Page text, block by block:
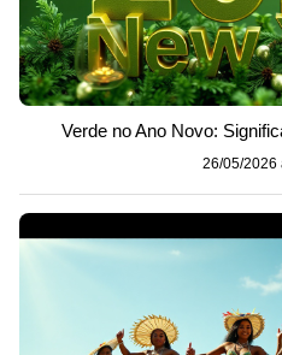
Verde no Ano Novo:
26/05/2026